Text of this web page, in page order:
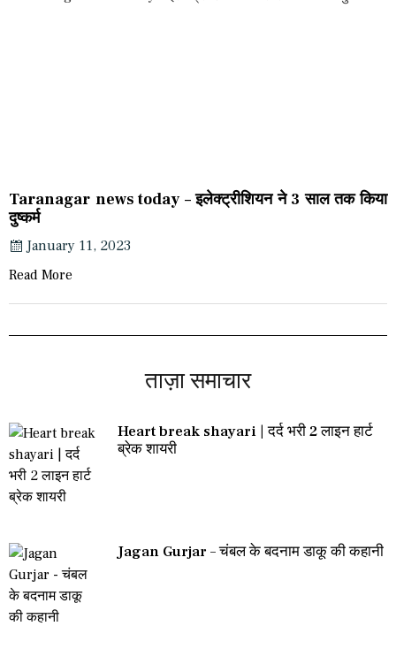
Taranagar news today – इलेक्ट्रीशियन ने 3 साल तक किया
दुष्कर्म
January 11, 2023
Read More
ताज़ा समाचार
Heart break shayari | दर्द भरी 2 लाइन हार्ट
ब्रेक शायरी
Jagan Gurjar – चंबल के बदनाम डाकू की कहानी